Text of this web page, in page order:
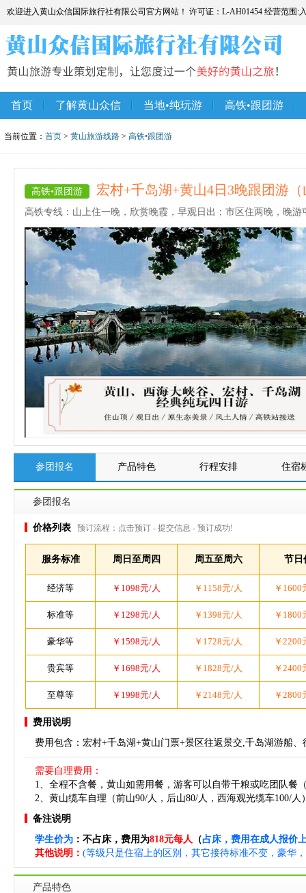
欢迎进入黄山众信国际旅行社有限公司官方网站！ 许可证：L-AH01454 经营范围:
首页 了解黄山众信 当地•纯玩游 高铁•跟团游
当前位置： 首页 > 黄山旅游线路 > 高铁•跟团游
高铁•跟团游 宏村+千岛湖+黄山4日3晚跟团游
高铁专线：山上住一晚，欣赏晚霞，早观日出；市区住两晚，晚
参团报名 产品特色 行程安排 住宿
参团报名
价格列表 预订流程：点击预订 - 提交信息 - 预订成功!
服务标准 周日至周四 周五至周六 节日
经济等 ￥1098元/人 ￥1158元/人 ￥1600
标准等 ￥1298元/人 ￥1398元/人 ￥1800
豪华等 ￥1598元/人 ￥1728元/人 ￥2200
贵宾等 ￥1698元/人 ￥1828元/人 ￥2400
至尊等 ￥1998元/人 ￥2148元/人 ￥2800
费用说明
费用包含：宏村+千岛湖+黄山门票+景区往返景交,千岛湖游船
需要自理费用：
1、全程不含餐，黄山如需用餐，游客可以自带干粮或吃团队餐
2、黄山缆车自理（前山90/人，后山80/人，西海观光缆车100/人
备注说明
学生价为 ：不占床，费用为818元每人 （占床，费用在成人报价
其他说明： (等级只是住宿上的区别，其它接待标准不变，豪华
产品特色